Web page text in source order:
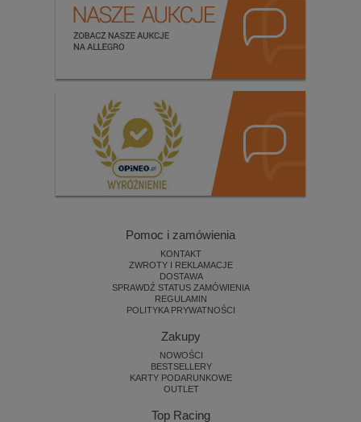
Pomoc i zamówienia
KONTAKT
ZWROTY I REKLAMACJE
DOSTAWA
SPRAWDŹ STATUS ZAMÓWIENIA
REGULAMIN
POLITYKA PRYWATNOŚCI
Zakupy
NOWOŚCI
BESTSELLERY
KARTY PODARUNKOWE
OUTLET
Top Racing